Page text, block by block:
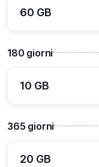
60 GB
180 giorni
10 GB
365 giorni
20 GB